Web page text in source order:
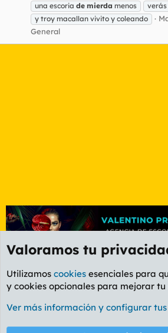
una escoria de mierda menos
verás
y troy macallan vivito y coleando
General
Etiquetas
Cookies
PL OLDSTYLE AMARILLO
Valoramos tu
Utilizamos cookies esenciales para
y cookies opcionales para mejorar tu
Ver más información y configurar